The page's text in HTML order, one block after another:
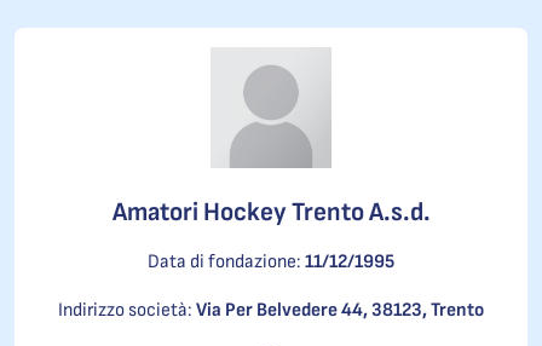
Amatori Hockey Trento A.s.d.
Data di fondazione: 11/12/1995
Indirizzo società: Via Per Belvedere 44, 38123, Trento